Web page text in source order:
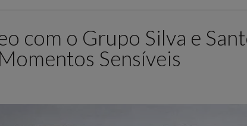
com o Grupo Silva e
Sensíveis